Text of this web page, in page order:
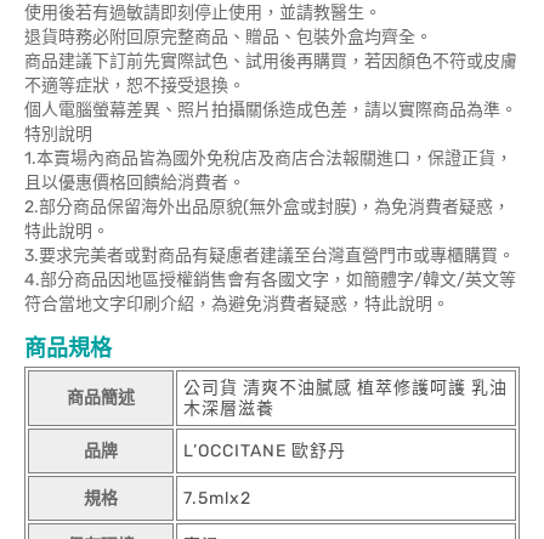
使用後若有過敏請即刻停止使用，並請教醫生。
退貨時務必附回原完整商品、贈品、包裝外盒均齊全。
商品建議下訂前先實際試色、試用後再購買，若因顏色不符或皮膚
不適等症狀，恕不接受退換。
個人電腦螢幕差異、照片拍攝關係造成色差，請以實際商品為準。
特別說明
1.本賣場內商品皆為國外免稅店及商店合法報關進口，保證正貨，
且以優惠價格回饋給消費者。
2.部分商品保留海外出品原貌(無外盒或封膜)，為免消費者疑惑，
特此說明。
3.要求完美者或對商品有疑慮者建議至台灣直營門市或專櫃購買。
4.部分商品因地區授權銷售會有各國文字，如簡體字/韓文/英文等
符合當地文字印刷介紹，為避免消費者疑惑，特此說明。
商品規格
商品簡述
公司貨 清爽不油膩感 植萃修護呵護 乳油
木深層滋養
品牌 L’OCCITANE 歐舒丹
規格 7.5mlx2